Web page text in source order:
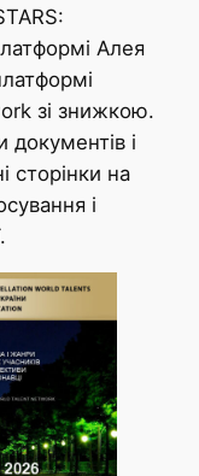
Алея
зі знижкою.
і
сторінки на
і